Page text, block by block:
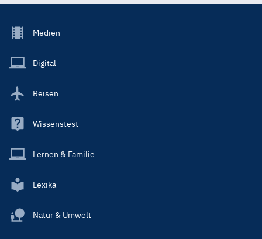
Footer
Main
Medien
Digital
Reisen
Wissenstest
Lernen & Familie
Lexika
Natur & Umwelt